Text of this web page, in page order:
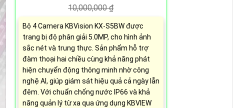
10,000,000 ₫
Bộ 4 Camera KBVision KX-S5BW được
trang bị độ phân giải 5.0MP, cho hình ảnh
sắc nét và trung thực. Sản phẩm hỗ trợ
đàm thoại hai chiều cùng khả năng phát
hiện chuyển động thông minh nhờ công
nghệ AI, giúp giám sát hiệu quả cả ngày lẫn
đêm. Với chuẩn chống nước IP66 và khả
năng quản lý từ xa qua ứng dụng KBVIEW